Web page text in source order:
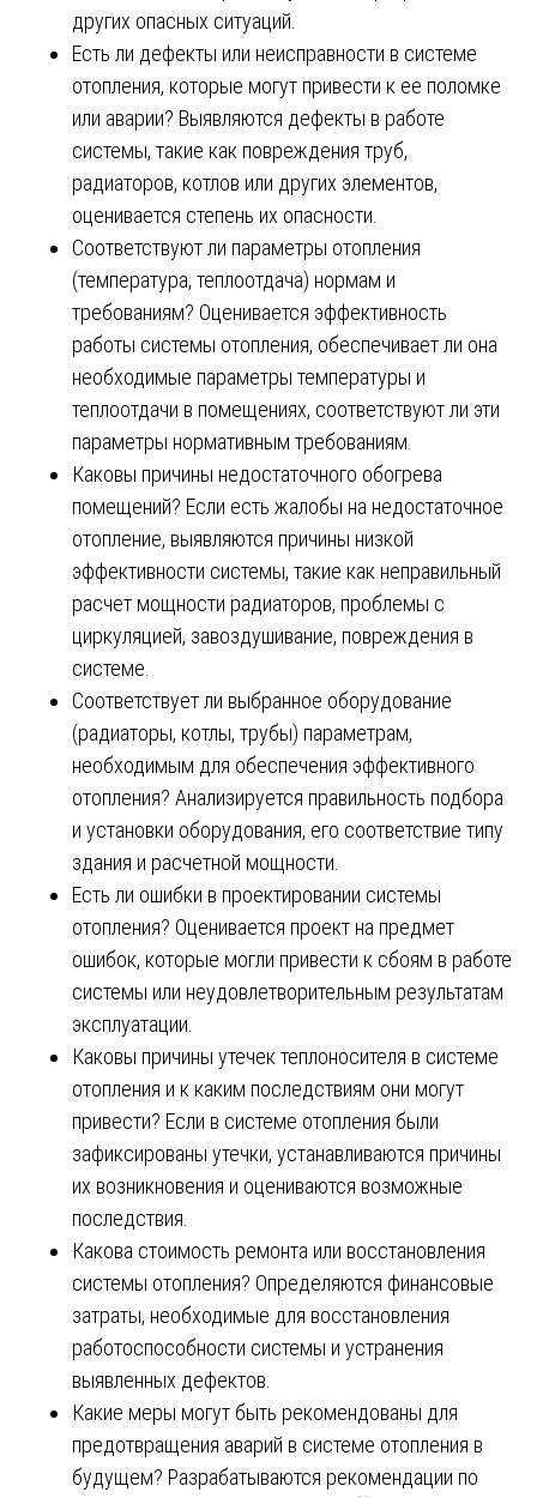
других опасных ситуаций.
Есть ли дефекты или неисправности в системе
отопления, которые могут привести к ее поломке
или аварии? Выявляются дефекты в работе
системы, такие как повреждения труб,
радиаторов, котлов или других элементов,
оценивается степень их опасности.
Соответствуют ли параметры отопления
(температура, теплоотдача) нормам и
требованиям? Оценивается эффективность
работы системы отопления, обеспечивает ли она
необходимые параметры температуры и
теплоотдачи в помещениях, соответствуют ли эти
параметры нормативным требованиям.
Каковы причины недостаточного обогрева
помещений? Если есть жалобы на недостаточное
отопление, выявляются причины низкой
эффективности системы, такие как неправильный
расчет мощности радиаторов, проблемы с
циркуляцией, завоздушивание, повреждения в
системе.
Соответствует ли выбранное оборудование
(радиаторы, котлы, трубы) параметрам,
необходимым для обеспечения эффективного
отопления? Анализируется правильность подбора
и установки оборудования, его соответствие типу
здания и расчетной мощности.
Есть ли ошибки в проектировании системы
отопления? Оценивается проект на предмет
ошибок, которые могли привести к сбоям в работе
системы или неудовлетворительным результатам
эксплуатации.
Каковы причины утечек теплоносителя в системе
отопления и к каким последствиям они могут
привести? Если в системе отопления были
зафиксированы утечки, устанавливаются причины
их возникновения и оцениваются возможные
последствия.
Какова стоимость ремонта или восстановления
системы отопления? Определяются финансовые
затраты, необходимые для восстановления
работоспособности системы и устранения
выявленных дефектов.
Какие меры могут быть рекомендованы для
предотвращения аварий в системе отопления в
будущем? Разрабатываются рекомендации по